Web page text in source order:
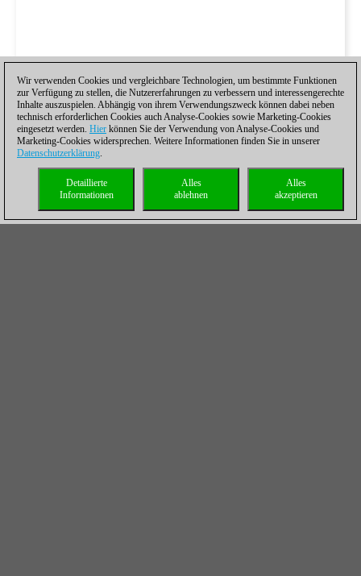
Wir verwenden Cookies und vergleichbare Technologien, um bestimmte Funktionen
zur Verfügung zu stellen, die Nutzererfahrungen zu verbessern und interessengerechte
Inhalte auszuspielen. Abhängig von ihrem Verwendungszweck können dabei neben
technisch erforderlichen Cookies auch Analyse-Cookies sowie Marketing-Cookies
eingesetzt werden. Hier können Sie der Verwendung von Analyse-Cookies und
Marketing-Cookies widersprechen. Weitere Informationen finden Sie in unserer
Datenschutzerklärung.
Alles
akzeptieren
Alles
ablehnen
Detaillierte
Informationen